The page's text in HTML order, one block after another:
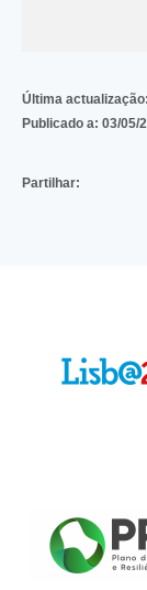
Última actualização:
Publicado a: 03/05/
Partilhar: